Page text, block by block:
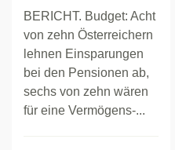
BERICHT. Budget: Acht
von zehn Österreichern
lehnen Einsparungen
bei den Pensionen ab,
sechs von zehn wären
für eine Vermögens-...